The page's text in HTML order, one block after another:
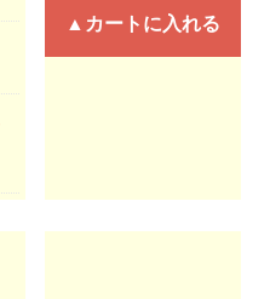
▲カートに入れる